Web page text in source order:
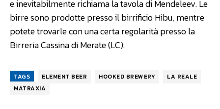
e inevitabilmente richiama la tavola di Mendeleev. Le
birre sono prodotte presso il birrificio Hibu, mentre
potete trovarle con una certa regolarità presso la
Birreria Cassina di Merate (LC).
TAGS ELEMENT BEER HOOKED BREWERY
LA REALE
MATRAXIA